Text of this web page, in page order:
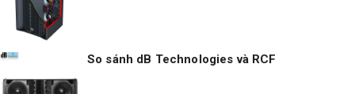
So sánh dB Technologies và RCF